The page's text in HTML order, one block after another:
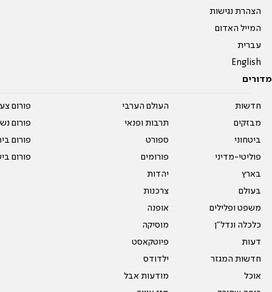
הצהרת נגישות
המייל האדום
עברית
English
מדורים
חדשות
מבזקים
ביטחוני
פוליטי-מדיני
בארץ
בעולם
משפט ופלילים
כלכלה ונדל"ן
דעות
חדשות המגזר
אוכל
העולם הערבי
תרבות ופנאי
ספורט
פורומים
יהדות
צרכנות
אופנה
מוסיקה
פיוטקאסט
ילדודס
מודעות אבל
פורום
פורום
פורום
פורום